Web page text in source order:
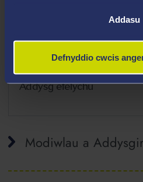
Addasu
Defnyddio cwcis
Diddordebau
Assysg Gymraeg
Addysg efelychu
Modiwlau a Addysgir